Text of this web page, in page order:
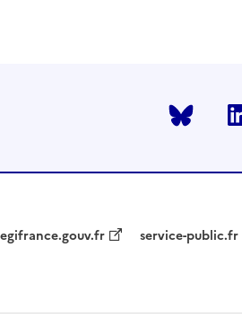
Bluesky
service-public.fr